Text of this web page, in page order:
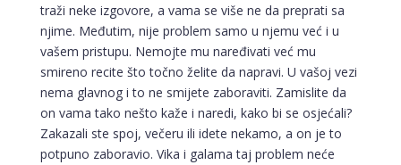
traži neke izgovore, a vama se više ne da preprati sa
njime. Međutim, nije problem samo u njemu već i u
vašem pristupu. Nemojte mu naređivati već mu
smireno recite što točno želite da napravi. U vašoj vezi
nema glavnog i to ne smijete zaboraviti. Zamislite da
on vama tako nešto kaže i naredi, kako bi se osjećali?
Zakazali ste spoj, večeru ili idete nekamo, a on je to
potpuno zaboravio. Vika i galama taj problem neće